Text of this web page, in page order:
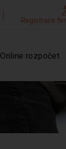
Registrace
Online rozpočet